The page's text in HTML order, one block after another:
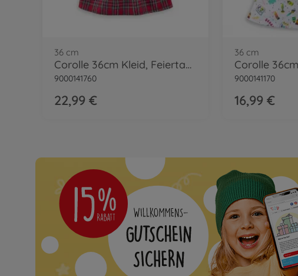
36 cm
Corolle 36cm Kleid, Feiertage
9000141760
22,99 €
36 cm
9000141170
16,99 €